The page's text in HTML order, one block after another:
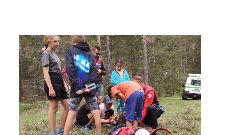
Board of Management